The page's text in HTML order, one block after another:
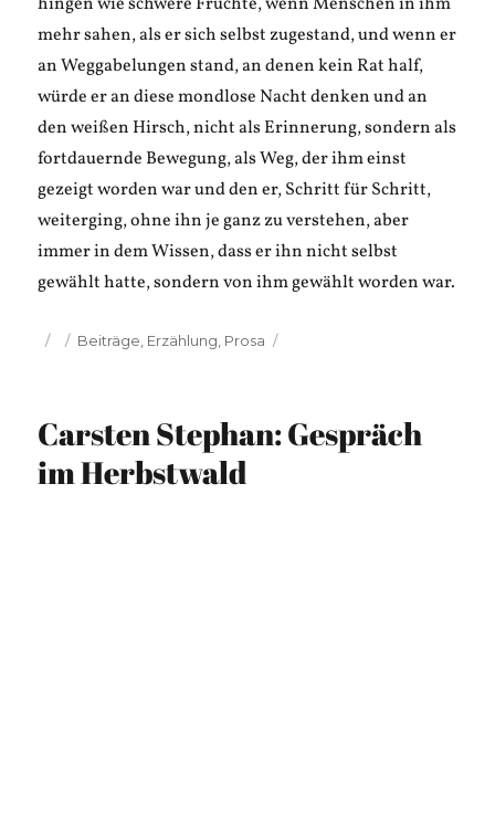
mehr sahen, als er sich selbst zugestand, und wenn er
an Weggabelungen stand, an denen kein Rat half,
würde er an diese mondlose Nacht denken und an
den weißen Hirsch, nicht als Erinnerung, sondern als
fortdauernde Bewegung, als Weg, der ihm einst
gezeigt worden war und den er, Schritt für Schritt,
weiterging, ohne ihn je ganz zu verstehen, aber
immer in dem Wissen, dass er ihn nicht selbst
gewählt hatte, sondern von ihm gewählt worden war.
Veröffentlicht
Kategorien
Beiträge Erzählung Prosa
Carsten Stephan: Gespräch
im Herbstwald